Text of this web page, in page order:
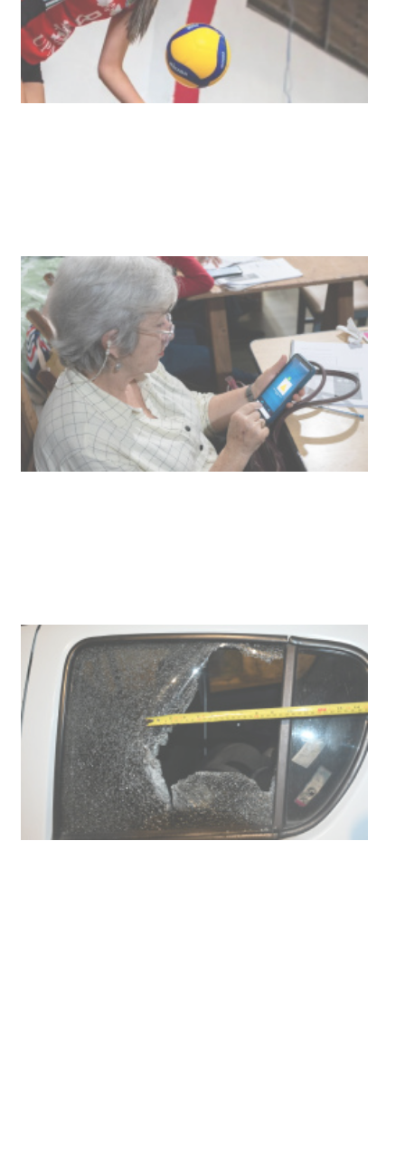
UTE hizo llamado laboral para
personas en situación de
discapacidad
03-08-2026
NOTICIAS
POLICIALES